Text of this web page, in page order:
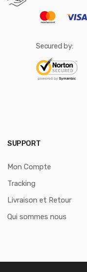
Secured by:
SUPPORT
Mon Compte
Tracking
Livraison et Retour
Qui sommes nous